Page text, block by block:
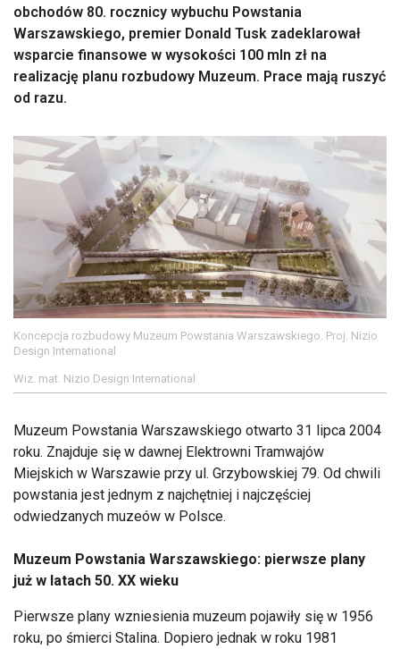
obchodów 80. rocznicy wybuchu Powstania
Warszawskiego, premier Donald Tusk zadeklarował
wsparcie finansowe w wysokości 100 mln zł na
realizację planu rozbudowy Muzeum. Prace mają ruszyć
od razu.
Koncepcja rozbudowy Muzeum Powstania Warszawskiego. Proj. Nizio
Design International
Wiz. mat. Nizio Design International
Muzeum Powstania Warszawskiego otwarto 31 lipca 2004
roku. Znajduje się w dawnej Elektrowni Tramwajów
Miejskich w Warszawie przy ul. Grzybowskiej 79. Od chwili
powstania jest jednym z najchętniej i najczęściej
odwiedzanych muzeów w Polsce.
Muzeum Powstania Warszawskiego: pierwsze plany
już w latach 50. XX wieku
Pierwsze plany wzniesienia muzeum pojawiły się w 1956
roku, po śmierci Stalina. Dopiero jednak w roku 1981